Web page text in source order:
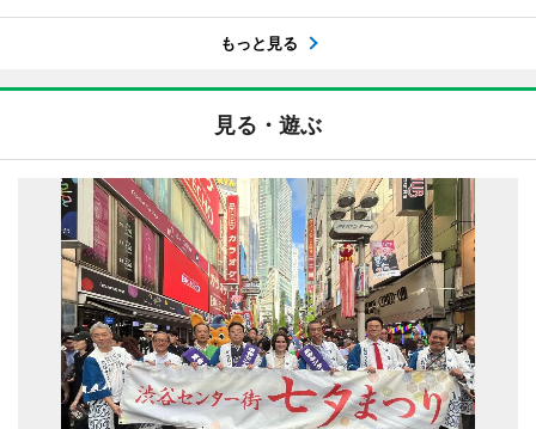
もっと見る
見る・遊ぶ